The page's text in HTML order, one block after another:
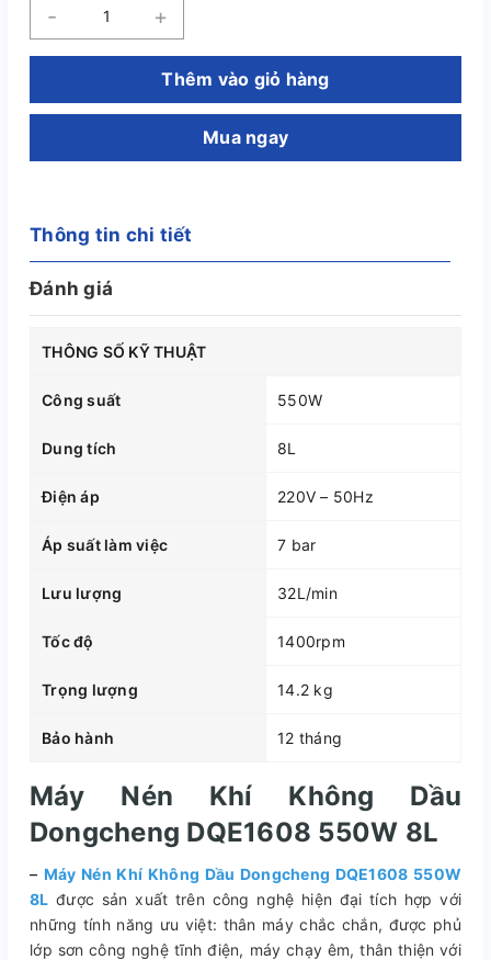
- +
Thêm vào giỏ hàng
Mua ngay
Thông tin chi tiết
Đánh giá
THÔNG SỐ KỸ THUẬT
Công suất 550W
Dung tích 8L
Điện áp 220V – 50Hz
Áp suất làm việc 7 bar
Lưu lượng 32L/min
Tốc độ 1400rpm
Trọng lượng 14.2 kg
Bảo hành 12 tháng
Máy Nén Khí Không Dầu
Dongcheng DQE1608 550W 8L
– Máy Nén Khí Không Dầu Dongcheng DQE1608 550W
8L được sản xuất trên công nghệ hiện đại tích hợp với
những tính năng ưu việt: thân máy chắc chắn, được phủ
lớp sơn công nghệ tĩnh điện, máy chạy êm, thân thiện với